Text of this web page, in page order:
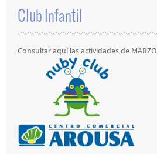
Club Infantil
Consultar aquí las actividades de MARZO